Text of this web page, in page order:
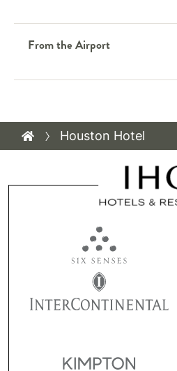
From the Airport
Houston Hotel